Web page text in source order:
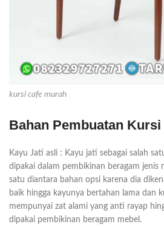
kursi cafe murah
Bahan Pembuatan Kursi
Kayu Jati asli : Kayu jati sebagai salah
dipakai dalam pembikinan beragam jenis
satu diantara bahan opsi karena dia
baik hingga kayunya bertahan lama dan
mempunyai zat alami yang anti rayap
dipakai pembikinan beragam mebel.